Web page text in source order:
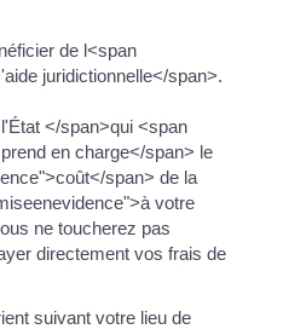
de l<span
juridictionnelle</span>.
</span>qui <span
en charge</span> le
span> de la
votre
ne toucherez pas
directement vos frais de
suivant votre lieu de